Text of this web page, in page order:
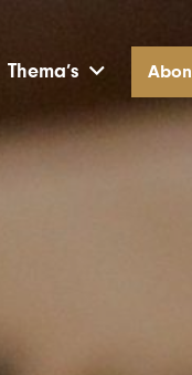
Thema’s